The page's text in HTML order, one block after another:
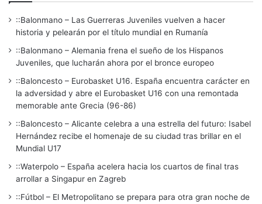
::Balonmano – Las Guerreras Juveniles vuelven a hacer
historia y pelearán por el título mundial en Rumanía
::Balonmano – Alemania frena el sueño de los Hispanos
Juveniles, que lucharán ahora por el bronce europeo
::Baloncesto – Eurobasket U16. España encuentra carácter en
la adversidad y abre el Eurobasket U16 con una remontada
memorable ante Grecia (96-86)
::Baloncesto – Alicante celebra a una estrella del futuro: Isabel
Hernández recibe el homenaje de su ciudad tras brillar en el
Mundial U17
::Waterpolo – España acelera hacia los cuartos de final tras
arrollar a Singapur en Zagreb
::Fútbol – El Metropolitano se prepara para otra gran noche de